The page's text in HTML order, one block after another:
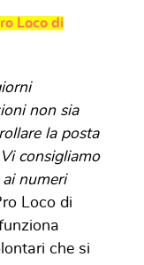
Loco di
non sia
la posta
consigliamo
numeri
Loco di
che si